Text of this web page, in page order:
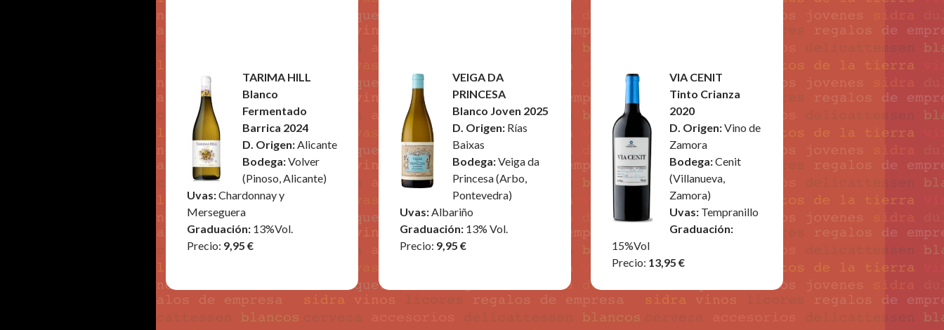
TARIMA HILL
Blanco
Fermentado
Barrica 2024
D. Origen:Alicante
Bodega:Volver
(Pinoso, Alicante)
Uvas:Chardonnay y
Merseguera
Graduación: 13%Vol.
Precio: 9,95 €
VEIGA DA
PRINCESA
Blanco Joven 2025
D. Origen: Rías
Baixas
Bodega:Veiga da
Princesa (Arbo,
Pontevedra)
Uvas:Albariño
Graduación: 13% Vol.
Precio: 9,95 €
VIA CENIT
Tinto Crianza
2020
D. Origen:Vino de
Zamora
Bodega:Cenit
(Villanueva,
Zamora)
Uvas: Tempranillo
Graduación:
15%Vol
Precio: 13,95 €